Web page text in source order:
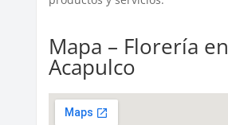
Mapa – Florería en
Acapulco